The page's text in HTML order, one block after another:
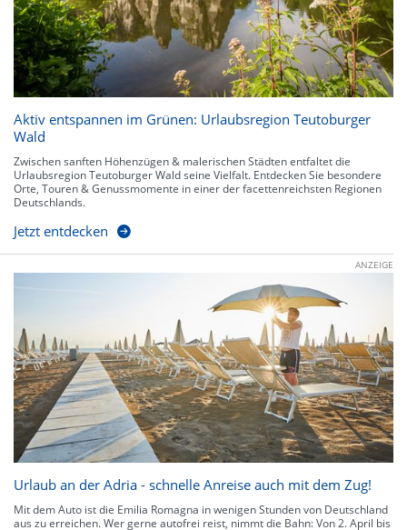
Aktiv entspannen im Grünen: Urlaubsregion Teutoburger
Wald
Zwischen sanften Höhenzügen & malerischen Städten entfaltet die
Urlaubsregion Teutoburger Wald seine Vielfalt. Entdecken Sie besondere
Orte, Touren & Genussmomente in einer der facettenreichsten Regionen
Deutschlands.
Jetzt entdecken
ANZEIGE
Urlaub an der Adria - schnelle Anreise auch mit dem Zug!
Mit dem Auto ist die Emilia Romagna in wenigen Stunden von Deutschland
aus zu erreichen. Wer gerne autofrei reist, nimmt die Bahn: Von 2. April bis